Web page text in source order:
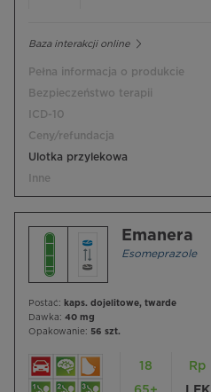
Baza interakcji online
Pełna informacja o produkcie
Bezpieczeństwo terapii
ICD-10
Ceny/refundacja
Ulotka przylekowa
Inne
Emanera
Esomeprazole
Postać: kaps. dojelitowe, twarde
Dawka: 40 mg
Opakowanie: 56 szt.
18
Rp